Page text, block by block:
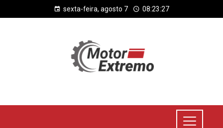
sexta-feira, agosto 7 08:23:27